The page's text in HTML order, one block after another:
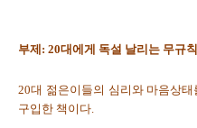
부제: 20대에게 독설 날리는 무규
20대 젊은이들의 심리와 마음상
구입한 책이다.